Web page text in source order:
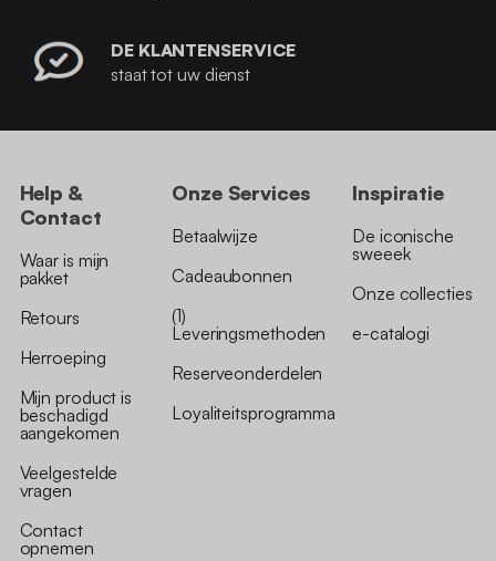
DE KLANTENSERVICE
staat tot uw dienst
Help &
Contact
Waar is mijn
pakket
Retours
Herroeping
Mijn product is
beschadigd
aangekomen
Veelgestelde
vragen
Contact
opnemen
Onze Services
Betaalwijze
Cadeaubonnen
(1)
Leveringsmethoden
Reserveonderdelen
Loyaliteitsprogramma
Inspiratie
De iconische
sweeek
Onze collecties
e-catalogi